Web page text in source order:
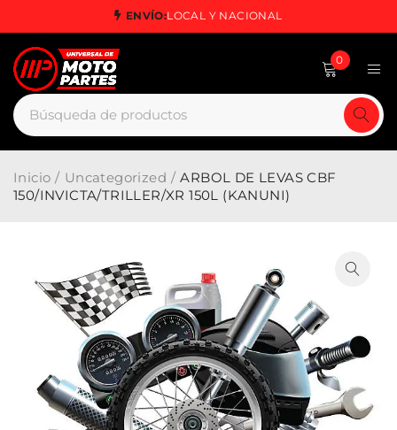
ENVÍO:LOCAL Y NACIONAL
0
Inicio / Uncategorized / ARBOL DE LEVAS CBF
150/INVICTA/TRILLER/XR 150L (KANUNI)